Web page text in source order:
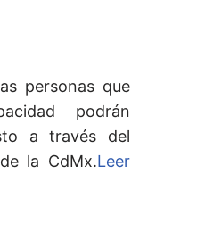
personas que
podrán
a través del
la CdMx.Leer